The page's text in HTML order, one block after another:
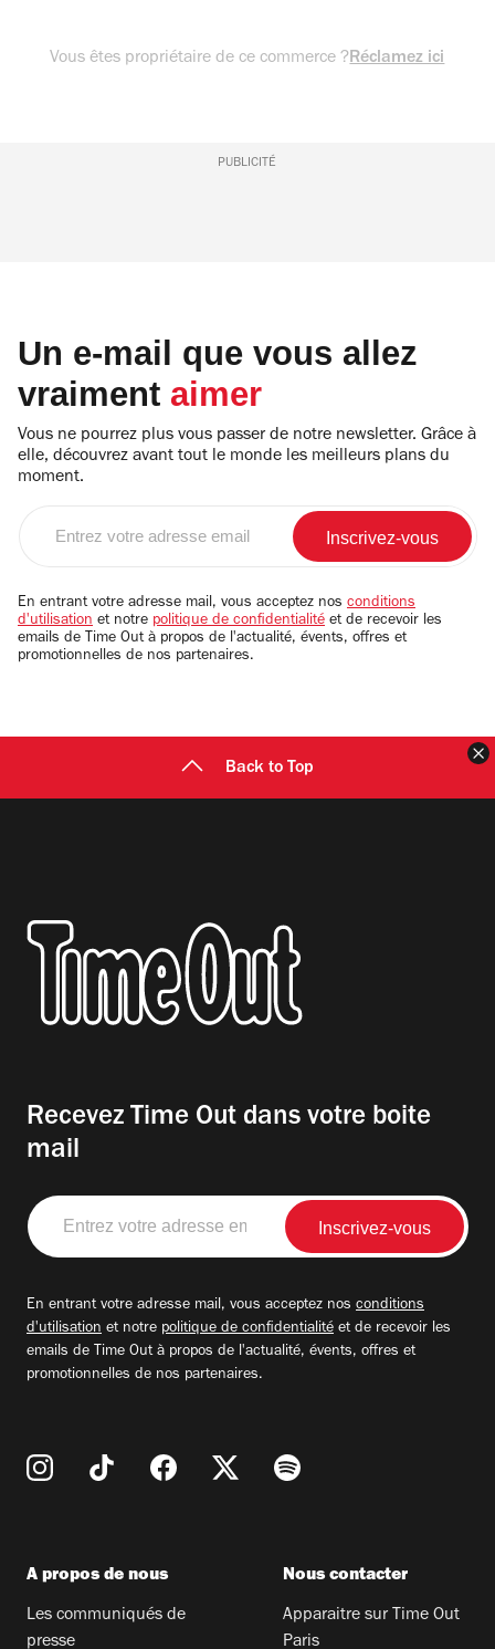
Vous êtes propriétaire de ce commerce ?Réclamez ici
PUBLICITÉ
Un e-mail que vous allez
vraiment aimer
Vous ne pourrez plus vous passer de notre newsletter. Grâce à
elle, découvrez avant tout le monde les meilleurs plans du
moment.
email
En entrant votre adresse mail, vous acceptez nos conditions
d'utilisation et notre politique de confidentialité et de recevoir les
emails de Time Out à propos de l'actualité, évents, offres et
promotionnelles de nos partenaires.
Back to Top
Recevez Time Out dans votre boite
mail
Entrez
votre
adresse
En entrant votre adresse mail, vous acceptez nos conditions
d'utilisation et notre politique de confidentialité et de recevoir les
emails de Time Out à propos de l'actualité, évents, offres et
promotionnelles de nos partenaires.
A propos de nous
Les communiqués de
presse
Nous contacter
Apparaitre sur Time Out
Paris